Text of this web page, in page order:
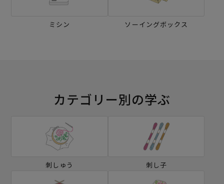
ミシン ソーイングボックス
カテゴリー別の学ぶ
刺しゅう 刺し子